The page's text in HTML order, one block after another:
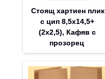
Стоящ хартиен плик
с цип 8,5х14,5+
(2х2,5), Кафяв с
прозорец